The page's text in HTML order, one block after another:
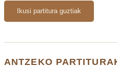
Ikusi partitura guztiak
ANTZEKO